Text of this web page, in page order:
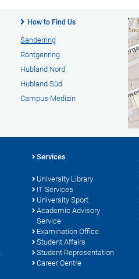
How to Find Us
Sanderring
Röntgenring
Hubland Nord
Hubland Süd
Campus Medizin
Services
University Library
IT Services
University Sport
Academic Advisory
Service
Examination Office
Student Affairs
Student Representation
Career Centre